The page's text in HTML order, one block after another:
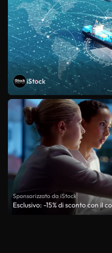
iStock
Sponsorizzato da iStock
Esclusivo: -15% di sconto con il